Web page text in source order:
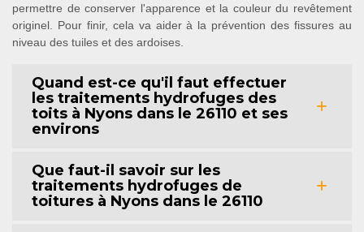
permettre de conserver l'apparence et la couleur du revêtement
originel. Pour finir, cela va aider à la prévention des fissures au
niveau des tuiles et des ardoises.
Quand est-ce qu'il faut effectuer
les traitements hydrofuges des
toits à Nyons dans le 26110 et ses
environs
Que faut-il savoir sur les
traitements hydrofuges de
toitures à Nyons dans le 26110